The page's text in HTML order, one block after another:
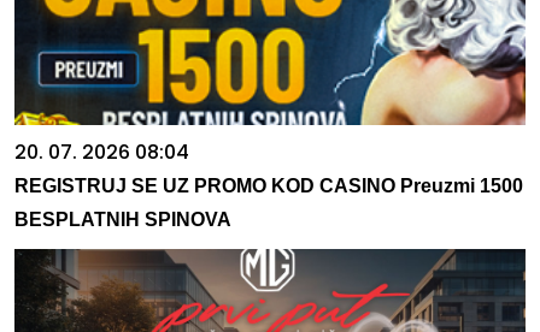
20. 07. 2026 08:04
REGISTRUJ SE UZ PROMO KOD CASINO Preuzmi 1500
BESPLATNIH SPINOVA